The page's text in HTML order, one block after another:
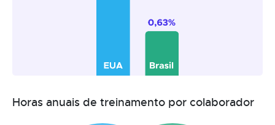
Horas anuais de treinamento por colaborador